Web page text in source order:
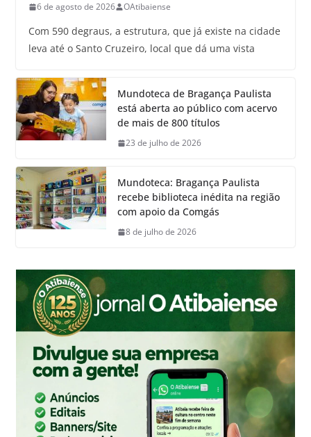
6 de agosto de 2026 OAtibaiense
Com 590 degraus, a estrutura, que já existe na cidade
leva até o Santo Cruzeiro, local que dá uma vista
Mundoteca de Bragança Paulista
está aberta ao público com acervo
de mais de 800 títulos
23 de julho de 2026
Mundoteca: Bragança Paulista
recebe biblioteca inédita na região
com apoio da Comgás
8 de julho de 2026